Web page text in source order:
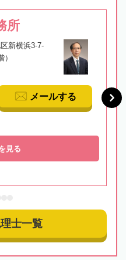
所
新横浜3-7-
メールする
見る
士一覧